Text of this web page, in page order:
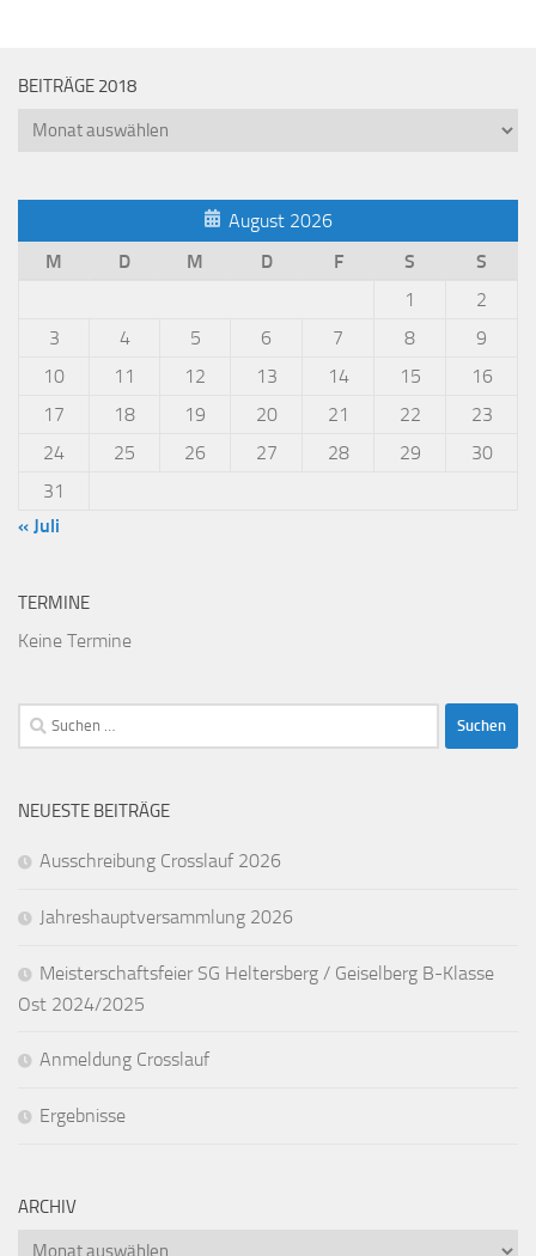
BEITRÄGE 2018
Beiträge
August 2026
M
D M D F S
S
1
2
3
4 5 6 7 8
9
10
11 12 13 14 15
16
17
18 19 20 21 22
23
24
25 26 27 28 29
30
31
« Juli
TERMINE
Keine Termine
Suchen
nach:
NEUESTE BEITRÄGE
Ausschreibung Crosslauf 2026
Jahreshauptversammlung 2026
Meisterschaftsfeier SG Heltersberg / Geiselberg B-Klasse
Ost 2024/2025
Anmeldung Crosslauf
Ergebnisse
ARCHIV
Archiv